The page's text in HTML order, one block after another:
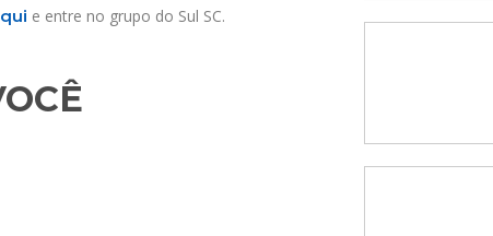
e entre no grupo do Sul SC.